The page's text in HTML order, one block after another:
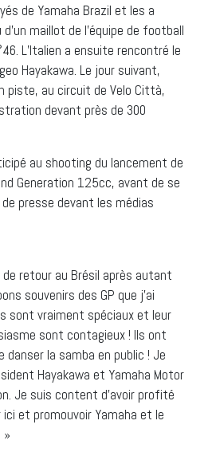
de Yamaha Brazil et les a
maillot de l’équipe de football
L’Italien a ensuite rencontré le
Hayakawa. Le jour suivant,
piste, au circuit de Velo Città,
devant près de 300
au shooting du lancement de
Generation 125cc, avant de se
presse devant les médias
de retour au Brésil après autant
souvenirs des GP que j’ai
sont vraiment spéciaux et leur
sont contagieux ! Ils ont
la samba en public ! Je
Hayakawa et Yamaha Motor
Je suis content d’avoir profité
ici et promouvoir Yamaha et le
»